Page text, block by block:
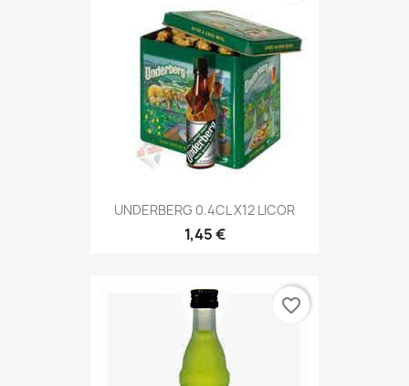
UNDERBERG 0.4CL X12 LICOR
1,45 €
favorite_border